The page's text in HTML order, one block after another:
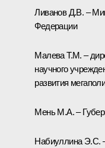
Ливанов Д.В. –
Федерации
Малева Т.М. –
научного
развития
Мень М.А. –
Набиуллина Э.С.